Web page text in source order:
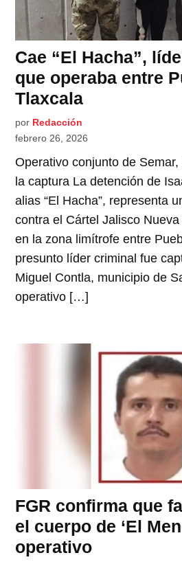
Cae “El Hacha”,
que operaba entre
Tlaxcala
por Redacción
febrero 26, 2026
Operativo conjunto de
la captura La detención de
alias “El Hacha”, representa
contra el Cártel Jalisco
en la zona limítrofe entre
presunto líder criminal fue
Miguel Contla, municipio de
operativo […]
FGR confirma que
el cuerpo de ‘El
operativo